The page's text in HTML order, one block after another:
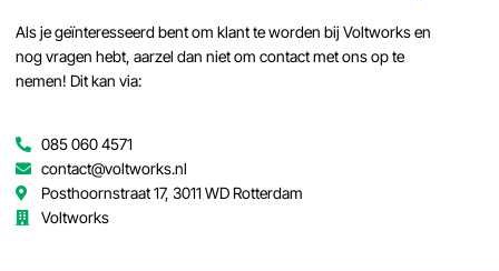
Als je geïnteresseerd bent om klant te worden bij Voltworks en
nog vragen hebt, aarzel dan niet om contact met ons op te
nemen! Dit kan via:
085 060 4571
contact@voltworks.nl
Posthoornstraat 17, 3011 WD Rotterdam
Voltworks